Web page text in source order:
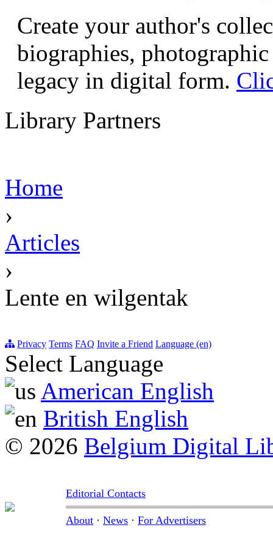
Create your author's
biographies,
legacy in digital form.
Library Partners
Home
›
Articles
›
Lente en wilgentak
Privacy Terms FAQ Invite a Friend Language (en)
Select Language
American English
British English
© 2026 Belgium Digital
Editorial Contacts
About · News · For Advertisers